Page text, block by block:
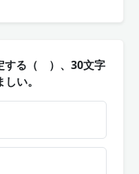
する（ ）、30文字
い。